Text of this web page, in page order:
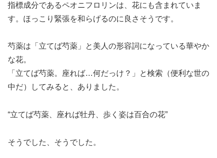
指標成分であるペオニフロリンは、花にも含まれていま
す。ほっこり緊張を和らげるのに良さそうです。
芍薬は「立てば芍薬」と美人の形容詞になっている華やか
な花。
「立てば芍薬。座れば…何だっけ？」と検索（便利な世の
中だ）してみると、ありました。
“立てば芍薬、座れば牡丹、歩く姿は百合の花”
そうでした、そうでした。